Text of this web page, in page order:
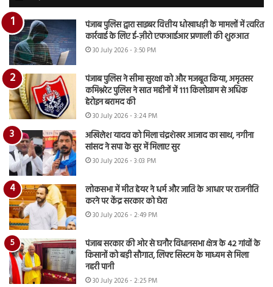
पंजाब पुलिस द्वारा साइबर वित्तीय धोखाधड़ी के मामलों में त्वरित
कार्रवाई के लिए ई-ज़ीरो एफआईआर प्रणाली की शुरुआत
30 July 2026 - 3:50 PM
पंजाब पुलिस ने सीमा सुरक्षा को और मजबूत किया, अमृतसर
कमिश्नरेट पुलिस ने सात महीनों में 111 किलोग्राम से अधिक
हेरोइन बरामद की
30 July 2026 - 3:24 PM
अखिलेश यादव को मिला चंद्रशेखर आजाद का साथ, नगीना
सांसद ने सपा के सुर में मिलाए सुर
30 July 2026 - 3:03 PM
लोकसभा में मीत हेयर ने धर्म और जाति के आधार पर राजनीति
करने पर केंद्र सरकार को घेरा
30 July 2026 - 2:49 PM
पंजाब सरकार की ओर से घनौर विधानसभा क्षेत्र के 42 गांवों के
किसानों को बड़ी सौगात, लिफ्ट सिस्टम के माध्यम से मिला
नहरी पानी
30 July 2026 - 2:25 PM